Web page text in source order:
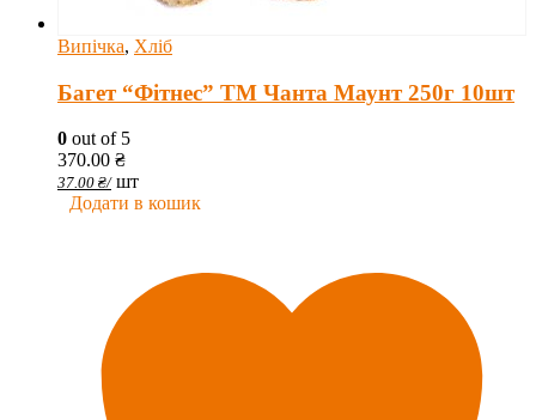
Випічка, Хліб
Багет “Фітнес” ТМ Чанта Маунт 250г 10шт
0 out of 5
370.00 ₴
37.00 ₴/ шт
Додати в кошик